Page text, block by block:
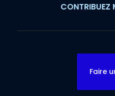
CONTRIBUEZ
Faire